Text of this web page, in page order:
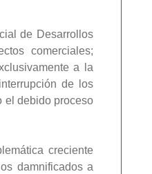
de Desarrollos
comerciales;
a la
de los
el debido proceso
creciente
damnificados a